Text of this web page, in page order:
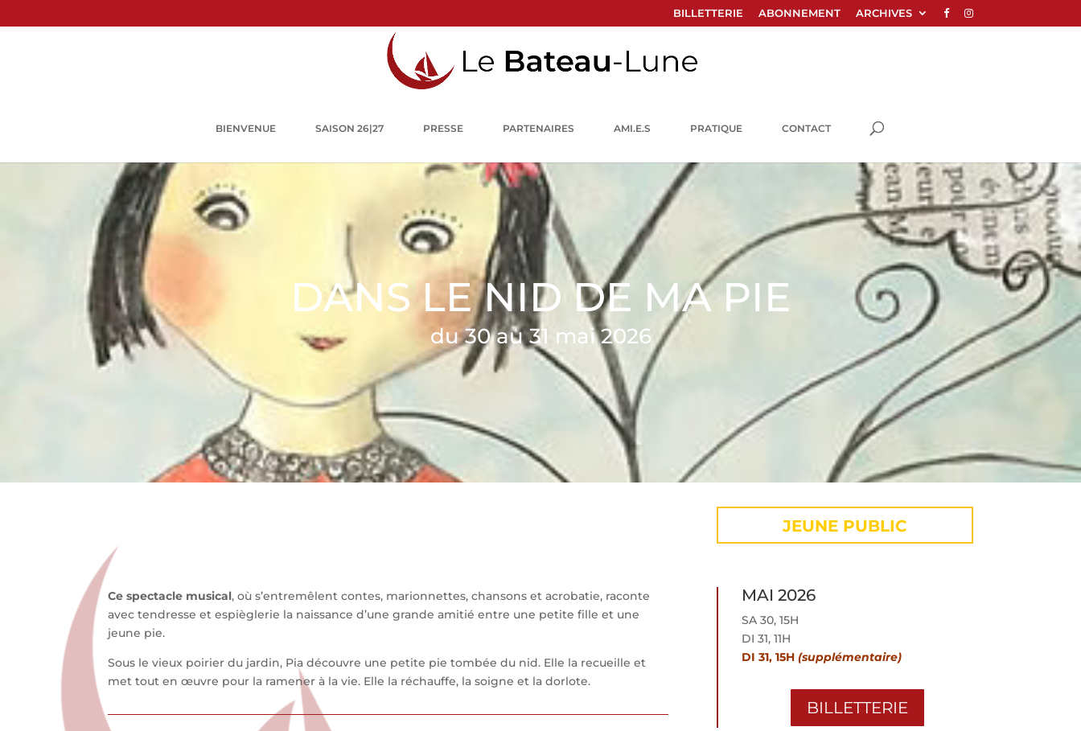
BILLETTERIE ABONNEMENT ARCHIVES
BIENVENUE SAISON 26|27 PRESSE PARTENAIRES AMI.E.S PRATIQUE CONTACT
DANS LE NID DE MA PIE
du 30 au 31 mai 2026
JEUNE PUBLIC
Ce spectacle musical, où s’entremêlent contes, marionnettes, chansons et acrobatie, raconte
avec tendresse et espièglerie la naissance d’une grande amitié entre une petite fille et une
jeune pie.
Sous le vieux poirier du jardin, Pia découvre une petite pie tombée du nid. Elle la recueille et
met tout en œuvre pour la ramener à la vie. Elle la réchauffe, la soigne et la dorlote.
MAI 2026
SA 30, 15H
DI 31, 11H
DI 31, 15H (supplémentaire)
BILLETTERIE